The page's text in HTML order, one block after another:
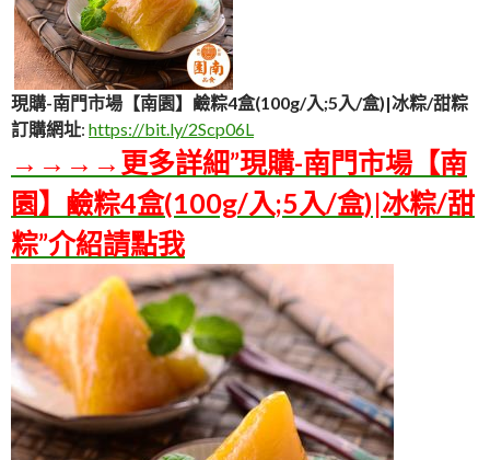
現購-南門市場【南園】鹼粽4盒(100g/入;5入/盒)|冰粽/甜粽
訂購網址: https://bit.ly/2Scp06L
→→→→更多詳細”現購-南門市場【南
園】鹼粽4盒(100g/入;5入/盒)|冰粽/甜
粽”介紹請點我